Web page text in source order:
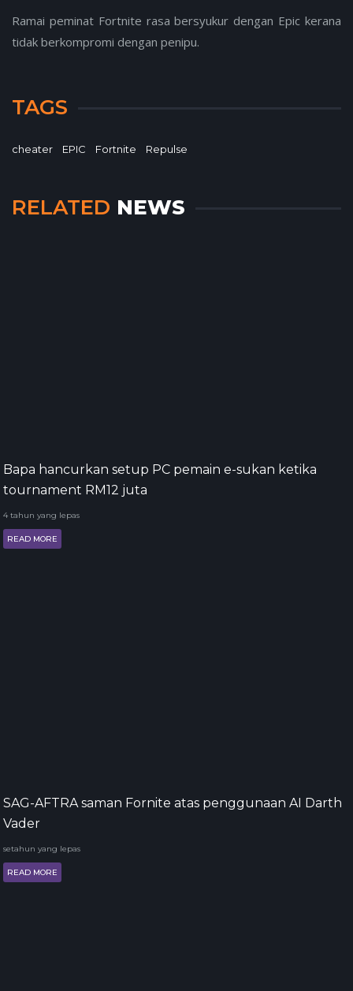
Ramai peminat Fortnite rasa bersyukur dengan Epic kerana
tidak berkompromi dengan penipu.
TAGS
cheater EPIC Fortnite Repulse
RELATED NEWS
Bapa hancurkan setup PC pemain e-sukan ketika
tournament RM12 juta
4 tahun yang lepas
READ MORE
SAG-AFTRA saman Fornite atas penggunaan AI Darth
Vader
setahun yang lepas
READ MORE